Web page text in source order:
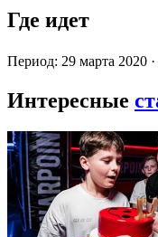
Где идет
Период: 29 марта 2020
Интересные